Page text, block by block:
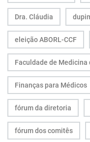
Dra. Cláudia
eleição ABORL-CCF
Faculdade de Medicina
Finanças para Médicos
fórum da diretoria
fórum dos comitês